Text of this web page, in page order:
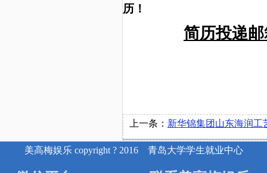
历！
简历投递
上一条： 新华锦集团山东海润工艺品进出口有限公
美高梅娱乐 copyright ? 2016 青岛大学学生就业中心